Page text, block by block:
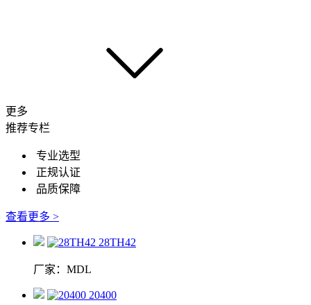
更多
推荐专栏
专业选型
正规认证
品质保障
查看更多 >
28TH42
厂家：MDL
20400